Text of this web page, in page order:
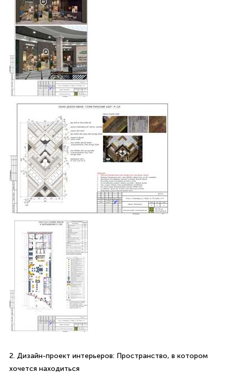
2. Дизайн-проект интерьеров: Пространство, в котором
хочется находиться